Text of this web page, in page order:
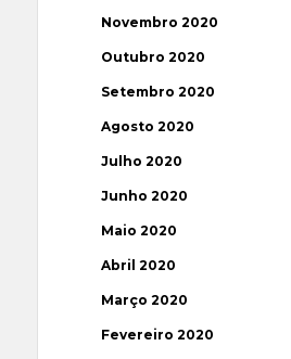
Novembro 2020
Outubro 2020
Setembro 2020
Agosto 2020
Julho 2020
Junho 2020
Maio 2020
Abril 2020
Março 2020
Fevereiro 2020